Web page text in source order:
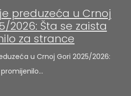
preduzeća u Crnoj
2026: Šta se zaista
za strance
u Crnoj Gori 2025/2026: